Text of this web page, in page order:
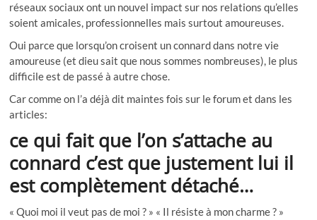
réseaux sociaux ont un nouvel impact sur nos relations qu’elles
soient amicales, professionnelles mais surtout amoureuses.
Oui parce que lorsqu’on croisent un connard dans notre vie
amoureuse (et dieu sait que nous sommes nombreuses), le plus
difficile est de passé à autre chose.
Car comme on l’a déjà dit maintes fois sur le forum et dans les
articles:
ce qui fait que l’on s’attache au
connard c’est que justement lui il
est complètement détaché…
« Quoi moi il veut pas de moi ? » « Il résiste à mon charme ? »